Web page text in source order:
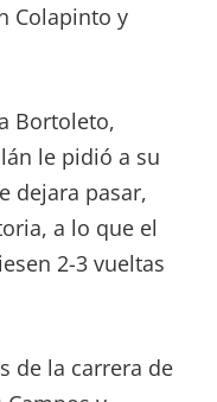
Colapinto y
Bortoleto,
le pidió a su
dejara pasar,
a lo que el
2-3 vueltas
de la carrera de